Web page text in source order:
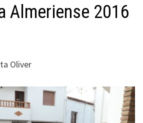
Almeriense 2016
Oliver